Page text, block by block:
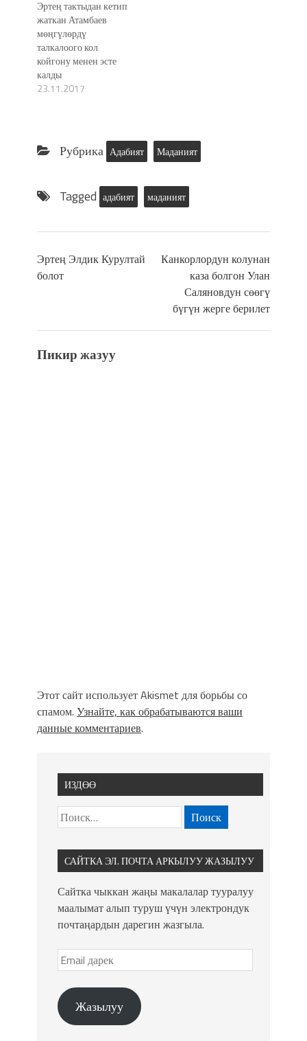
Эртең тактыдан кетип
жаткан Атамбаев
мөңгүлөрдү
талкалоого кол
койгону менен эсте
калды
23.11.2017
Рубрика Адабият Маданият
Tagged адабият маданият
Эртең Элдик Курултай
болот
Канкорлордун колунан
каза болгон Улан
Саляновдун сөөгү
бүгүн жерге берилет
Пикир жазуу
Этот сайт использует Akismet для борьбы со
спамом. Узнайте, как обрабатываются ваши
данные комментариев.
ИЗДӨӨ
САЙТКА ЭЛ. ПОЧТА АРКЫЛУУ ЖАЗЫЛУУ
Сайтка чыккан жаңы макалалар тууралуу
маалымат алып туруш үчүн электрондук
почтаңардын дарегин жазгыла.
Жазылуу